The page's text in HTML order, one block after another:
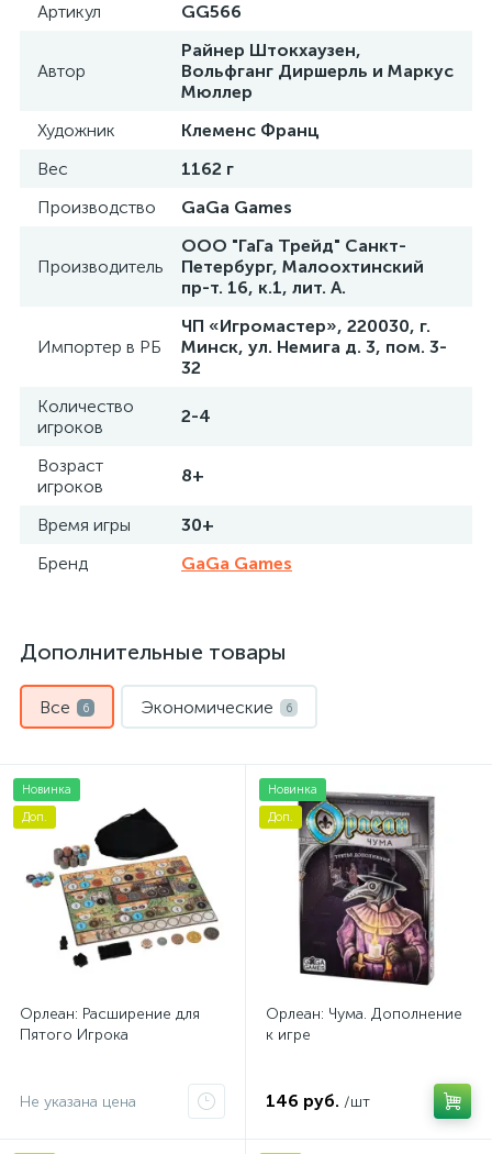
Артикул GG566
Автор
Райнер Штокхаузен,
Вольфганг Диршерль и Маркус
Мюллер
Художник
Клеменс Франц
Вес
1162 г
Производство
GaGa Games
Производитель
ООО "ГаГа Трейд" Санкт-
Петербург, Малоохтинский
пр-т. 16, к.1, лит. А.
Импортер в РБ
ЧП «Игромастер», 220030, г.
Минск, ул. Немига д. 3, пом. 3-
32
Количество
игроков
2-4
Возраст
игроков
8+
Время игры
30+
Бренд
GaGa Games
Дополнительные товары
Все 6 Экономические 6
Новинка
Доп.
Орлеан: Расширение для
Пятого Игрока
Не указана цена
Новинка
Доп.
Орлеан: Чума. Дополнение
к игре
146 руб. /шт